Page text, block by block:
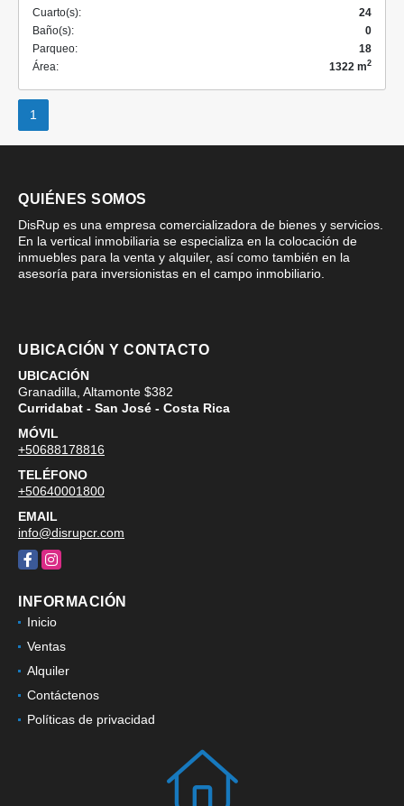
Cuarto(s):
24
Baño(s):
0
Parqueo:
18
Área:
1322 m2
1
QUIÉNES SOMOS
DisRup es una empresa comercializadora de bienes y servicios.
En la vertical inmobiliaria se especializa en la colocación de
inmuebles para la venta y alquiler, así como también en la
asesoría para inversionistas en el campo inmobiliario.
UBICACIÓN Y CONTACTO
UBICACIÓN
Granadilla, Altamonte $382
Curridabat - San José - Costa Rica
MÓVIL
+50688178816
TELÉFONO
+50640001800
EMAIL
info@disrupcr.com
FacebookInstagram
INFORMACIÓN
Inicio
Ventas
Alquiler
Contáctenos
Políticas de privacidad